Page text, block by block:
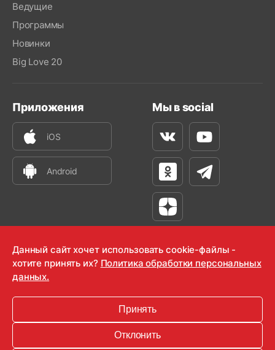
Ведущие
Программы
Новинки
Big Love 20
Приложения
iOS
Android
Мы в social
ВконтактеYoutube
Одноклассники
Телеграм
Яндекс Дзен
16+
Информация для правообладателей
Данный сайт хочет использовать cookie-файлы -
хотите принять их? Политика обработки персональных
данных.
Принять
Отклонить